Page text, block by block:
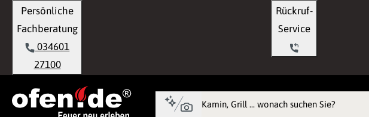
Zur Hauptnavigation springen
Persönliche
Fachberatung
034601
27100
Rückruf-